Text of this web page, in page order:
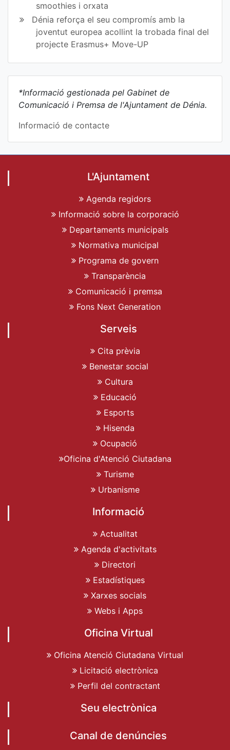
smoothies i orxata
Dénia reforça el seu compromís amb la
joventut europea acollint la trobada final del
projecte Erasmus+ Move-UP
*Informació gestionada pel Gabinet de
Comunicació i Premsa de l'Ajuntament de Dénia.
Informació de contacte
L'Ajuntament
Agenda regidors
Informació sobre la corporació
Departaments municipals
Normativa municipal
Programa de govern
Transparència
Comunicació i premsa
Fons Next Generation
Serveis
Cita prèvia
Benestar social
Cultura
Educació
Esports
Hisenda
Ocupació
Oficina d'Atenció Ciutadana
Turisme
Urbanisme
Informació
Actualitat
Agenda d'activitats
Directori
Estadístiques
Xarxes socials
Webs i Apps
Oficina Virtual
Oficina Atenció Ciutadana Virtual
Licitació electrònica
Perfil del contractant
Seu electrònica
Canal de denúncies